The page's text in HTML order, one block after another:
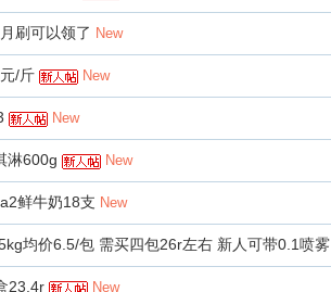
刷可以领了 New
/斤 New
New
淋600g New
鲜牛奶18支 New
均价6.5/包 需买四包26r左右 新人可带0.1喷雾
23.4r New